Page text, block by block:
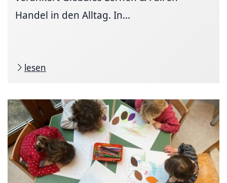
Handel in den Alltag. In...
lesen